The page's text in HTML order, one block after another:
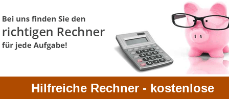
Hilfreiche Rechner - kostenlose